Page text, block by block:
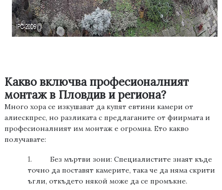
Какво включва професионалният
монтаж в Пловдив и региона?
Много хора се изкушават да купят евтини камери от
алиескпрес, но разликата с предлаганите от фиирмата и
професионалният иммонтаж е огромна. Ето какво
получавате:
1. Без мъртви зони: Специалистите знаят къде
точно да поставят камерите, така че да няма скрити
ъгли, откъдето някой може да се промъкне.